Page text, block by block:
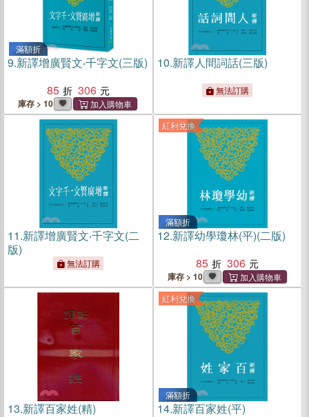
滿額折
9.新譯增廣賢文‧千字文(三版)
85
306
庫存 > 10
10.新譯人間詞話(三版)
無法訂購
11.新譯增廣賢文‧千字文(二
版)
無法訂購
紅利兌換
滿額折
12.新譯幼學瓊林(平)(二版)
85
306
庫存 > 10
13.新譯百家姓(精)
紅利兌換
滿額折
14.新譯百家姓(平)